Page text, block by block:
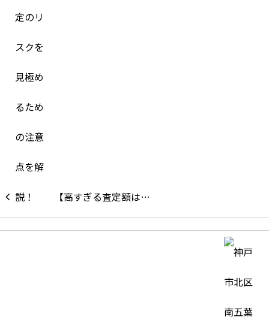
【高すぎる査定額は…